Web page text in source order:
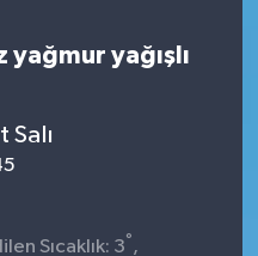
yağmur yağışlı
Salı
Sıcaklık: 3° ,